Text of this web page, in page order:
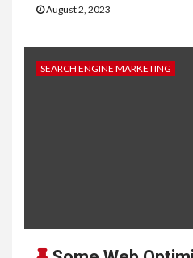
August 2, 2023
SEARCH ENGINE MARKETING